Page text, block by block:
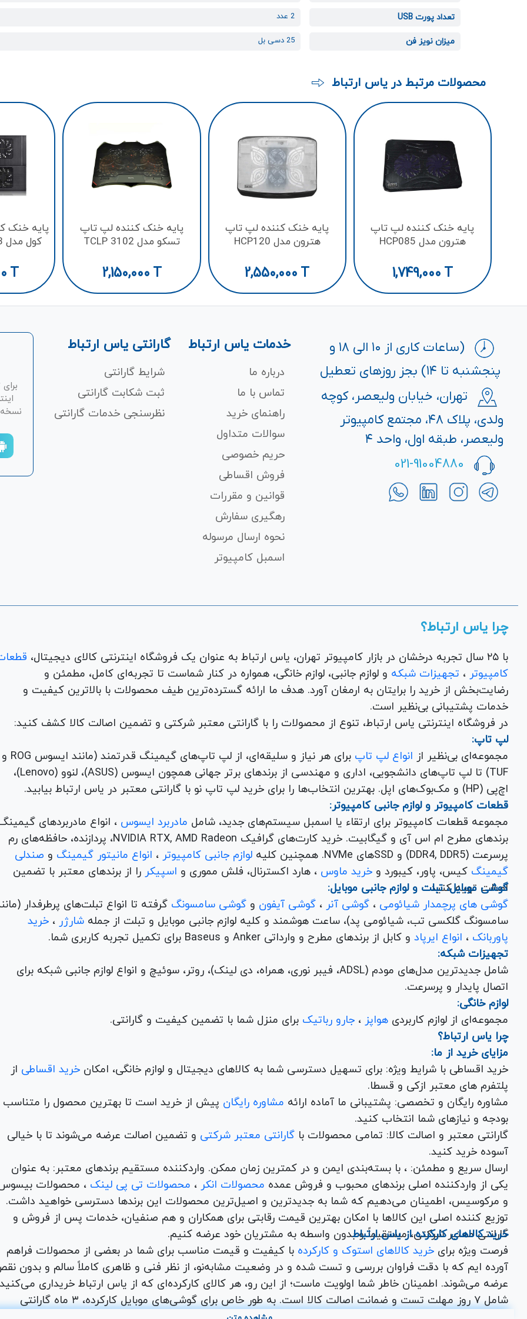
تعداد پورت USB 2 عدد
میزان نویز فن 25 دسی بل
محصولات مرتبط در یاس ارتباط
پایه خنک کننده لپ تاپ
هترون مدل HCP085
1,749,000 T
پایه خنک کننده لپ تاپ
هترون مدل HCP120
2,550,000 T
پایه خنک کننده لپ تاپ
تسکو مدل TCLP 3102
2,150,000 T
پایه خنک
کول مدل MULTI CORE X8
T
(ساعات کاری از ۱۰ الی ۱۸ و
پنجشنبه تا ۱۴) بجز روزهای تعطیل
تهران، خیابان ولیعصر، کوچه
ولدی، پلاک ۴۸، مجتمع کامپیوتر
ولیعصر، طبقه اول، واحد ۴
021-91004880
خدمات یاس ارتباط
درباره ما
تماس با ما
راهنمای خرید
سوالات متداول
حریم خصوصی
فروش اقساطی
قوانین و مقررات
رهگیری سفارش
نحوه ارسال مرسوله
اسمبل کامپیوتر
گارانتی یاس ارتباط
شرایط گارانتی
ثبت شکابت‌ گارانتی
نظرسنجی خدمات گارانتی
نسخه
چرا یاس ارتباط؟
با ۲۵ سال تجربه درخشان در بازار کامپیوتر تهران، یاس ارتباط به عنوان یک فروشگاه اینترنتی کالای دیجیتال،
کامپیوتر ، تجهیزات شبکه
و لوازم جانبی، لوازم خانگی، همواره در کنار شماست تا تجربه‌ای کامل، مطمئن و
رضایت‌بخش از خرید را برایتان به ارمغان آورد. هدف ما ارائه گسترده‌ترین طیف محصولات با بالاترین کیفیت و
خدمات پشتیبانی بی‌نظیر است.
در فروشگاه اینترنتی یاس ارتباط، تنوع از محصولات را با گارانتی معتبر شرکتی و تضمین اصالت کالا کشف کنید:
لپ تاپ:
مجموعه‌ای بی‌نظیر از انواع لپ تاپ
برای هر نیاز و سلیقه‌ای، از لپ تاپ‌های گیمینگ قدرتمند (مانند ایسوس ROG و
TUF) تا لپ تاپ‌های دانشجویی، اداری و مهندسی از برندهای برتر جهانی همچون ایسوس (ASUS)، لنوو (Lenovo)،
اچ‌پی (HP) و مک‌بوک‌های اپل. بهترین انتخاب‌ها را برای خرید لپ تاپ نو با گارانتی معتبر در یاس ارتباط بیابید.
قطعات کامپیوتر و لوازم جانبی کامپیوتر:
مجموعه قطعات کامپیوتر برای ارتقاء یا اسمبل سیستم‌های جدید، شامل مادربرد ایسوس ، انواع مادربردهای
برندهای مطرح ام اس آی و گیگابیت. خرید کارت‌های گرافیک NVIDIA RTX, AMD Radeon، پردازنده‌، حافظه‌های رم
پرسرعت (DDR4, DDR5) و SSDهای NVMe. همچنین کلیه
لوازم جانبی کامپیوتر ، انواع مانیتور گیمینگ
صندلی
گیمینگ کیس، پاور، کیبورد و خرید ماوس ، هارد اکسترنال، فلش مموری و اسپیکر را از برندهای معتبر با تضمین
اصالت تهیه کنید.
گوشی موبایل، تبلت و لوازم جانبی موبایل:
گوشی های پرچمدار شیائومی ، گوشی آنر ، گوشی آیفون گوشی سامسونگ گرفته تا انواع تبلت‌های پرطرفدار
سامسونگ گلکسی تب، شیائومی پد)، ساعت هوشمند و کلیه لوازم جانبی موبایل و تبلت از جملهشارژر ، خرید
پاوربانک ، انواع ایرپاد
تجهیزات شبکه:
شامل جدیدترین مدل‌های مودم (ADSL، فیبر نوری، همراه، دی لینک)، روتر، سوئیچ و انواع لوازم جانبی شبکه برای
اتصال پایدار و پرسرعت.
لوازم خانگی:
مجموعه‌ای از لوازم کاربردیهواپز ، جارو رباتیک برای منزل شما با تضمین کیفیت و گارانتی.
چرا یاس ارتباط؟
مزایای خرید از ما:
خرید اقساطی با شرایط ویژه: برای تسهیل دسترسی شما به کالاهای دیجیتال و لوازم خانگی، امکانخرید اقساطی از
پلتفرم های معتبر ازکی و قسطا.
مشاوره رایگان و تخصصی: پشتیبانی ما آماده ارائه مشاوره رایگان پیش از خرید است تا بهترین محصول را متناسب
بودجه و نیازهای شما انتخاب کنید.
گارانتی معتبر و اصالت کالا: تمامی محصولات باگارانتی معتبر شرکتی و تضمین اصالت عرضه می‌شوند تا با خیالی
آسوده خرید کنید.
ارسال سریع و مطمئن: ، با بسته‌بندی ایمن و در کمترین زمان ممکن. واردکننده مستقیم برندهای معتبر: به عنوان
یکی از واردکننده اصلی برندهای محبوب و فروش عمده محصولات انکر ، محصولات تی پی لینک ، محصولات
و مرکوسیس، اطمینان می‌دهیم که شما به جدیدترین و اصیل‌ترین محصولات این برندها دسترسی خواهید داشت.
توزیع کننده اصلی این کالاها با امکان بهترین قیمت رقابتی برای همکاران و هم صنفیان، خدمات پس از فروش و
گارانتی معتبر شرکتی، مستقیماً و بدون واسطه به مشتریان خود عرضه کنیم.
خرید کالاهای کارکرده از یاس ارتباط
فرصت ویژه برایخرید کالاهای استوک و کارکرده با کیفیت و قیمت مناسب برای شما در بعضی از محصولات فراهم
آورده ایم که با دقت فراوان بررسی و تست شده و در وضعیت مشابه‌نو، از نظر فنی و ظاهری کاملاً سالم و بدون
عرضه می‌شوند. اطمینان خاطر شما اولویت ماست؛ از این رو، هر کالای کارکرده‌ای که از یاس ارتباط خریداری
شامل ۷ روز مهلت تست و ضمانت اصالت کالا است. به طور خاص برای گوشی‌های موبایل کارکرده، ۳ ماه گارانتی